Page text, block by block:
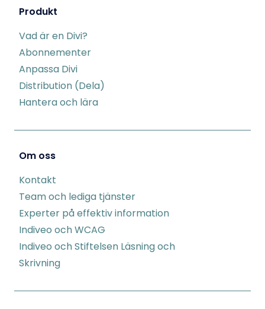
Produkt
Vad är en Divi?
Abonnementer
Anpassa Divi
Distribution (Dela)
Hantera och lära
Om oss
Kontakt
Team och lediga tjänster
Experter på effektiv information
Indiveo och WCAG
Indiveo och Stiftelsen Läsning och
Skrivning